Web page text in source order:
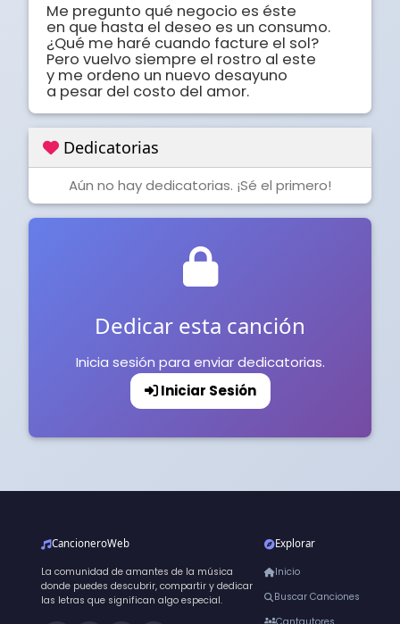
Me pregunto qué negocio es éste
en que hasta el deseo es un consumo.
¿Qué me haré cuando facture el sol?
Pero vuelvo siempre el rostro al este
y me ordeno un nuevo desayuno
a pesar del costo del amor.
Dedicatorias
Aún no hay dedicatorias. ¡Sé el primero!
Dedicar esta canción
Inicia sesión para enviar dedicatorias.
Iniciar Sesión
CancioneroWeb
La comunidad de amantes de la música
donde puedes descubrir, compartir y dedicar
las letras que significan algo especial.
Explorar
Inicio
Buscar Canciones